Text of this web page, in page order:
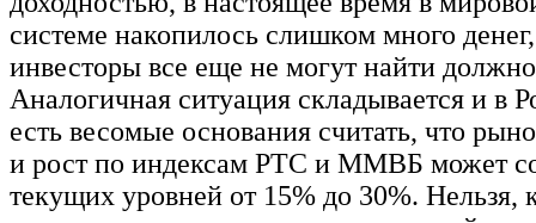
системе накопилось слишком много
инвесторы все еще не могут найти
Аналогичная ситуация складывается и в
есть весомые основания считать, что
и рост по индексам РТС и ММВБ может
текущих уровней от 15% до 30%. Нельзя,